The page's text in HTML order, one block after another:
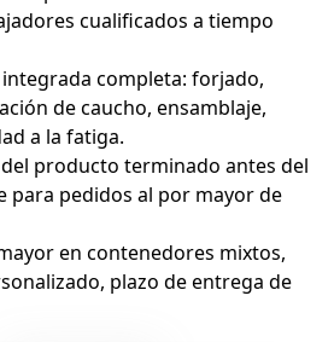
cualificados a tiempo
completa: forjado,
de caucho, ensamblaje,
a la fatiga.
producto terminado antes del
para pedidos al por mayor de
en contenedores mixtos,
plazo de entrega de